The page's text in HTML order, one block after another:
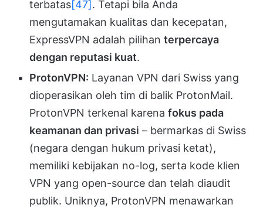
terbatas[47]. Tetapi bila Anda
mengutamakan kualitas dan kecepatan,
ExpressVPN adalah pilihan terpercaya
dengan reputasi kuat.
ProtonVPN: Layanan VPN dari Swiss yang
dioperasikan oleh tim di balik ProtonMail.
ProtonVPN terkenal karena fokus pada
keamanan dan privasi – bermarkas di Swiss
(negara dengan hukum privasi ketat),
memiliki kebijakan no-log, serta kode klien
VPN yang open-source dan telah diaudit
publik. Uniknya, ProtonVPN menawarkan